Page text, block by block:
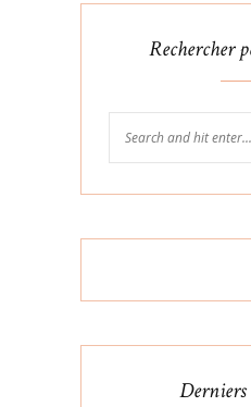
Rechercher